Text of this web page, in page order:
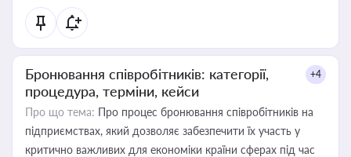
Бронювання співробітників: категорії,
процедура, терміни, кейси
+4
Про що тема: Про процес бронювання співробітників на
підприємствах, який дозволяє забезпечити їх участь у
критично важливих для економіки країни сферах під час